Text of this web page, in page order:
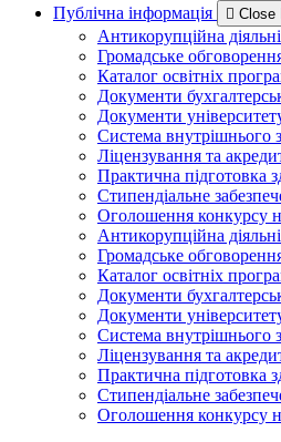
Публічна інформація
Close
Антикорупційна
Громадське
Каталог освітніх
Документи
Документи
Система внутрішнього
Ліцензування та
Практична підготовка
Стипендіальне
Оголошення конкурсу
Антикорупційна
Громадське
Каталог освітніх
Документи
Документи
Система внутрішнього
Ліцензування та
Практична підготовка
Стипендіальне
Оголошення конкурсу